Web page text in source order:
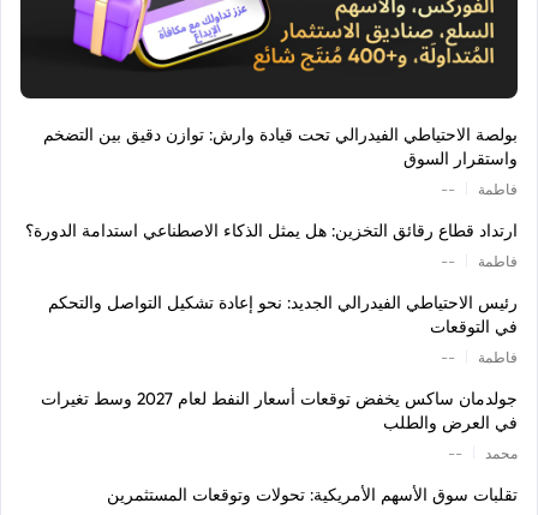
بولصة الاحتياطي الفيدرالي تحت قيادة وارش: توازن دقيق بين التضخم
واستقرار السوق
فاطمة --
ارتداد قطاع رقائق التخزين: هل يمثل الذكاء الاصطناعي استدامة الدورة؟
فاطمة --
رئيس الاحتياطي الفيدرالي الجديد: نحو إعادة تشكيل التواصل والتحكم
في التوقعات
فاطمة --
جولدمان ساكس يخفض توقعات أسعار النفط لعام 2027 وسط تغيرات
في العرض والطلب
محمد --
تقلبات سوق الأسهم الأمريكية: تحولات وتوقعات المستثمرين